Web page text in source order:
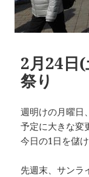
2月24日
祭り
週明けの月曜
予定に大きな変
今日の1日を儲
先週末、サンラ